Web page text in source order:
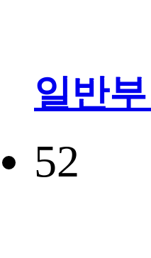
일반
52